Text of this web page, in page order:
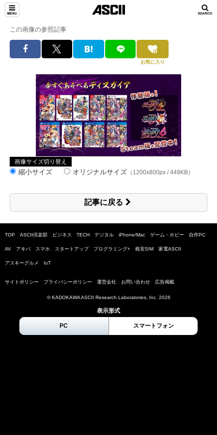
この画像の参照記事
お気に入り
画像サイズ切り替え
縮小サイズ オリジナルサイズ （1200x800px / 448KB）
記事に戻る
TOP ASCII倶楽部 ビジネス TECH デジタル iPhone/Mac ゲーム・ホビー 自作PC
AV アキバ スマホ スタートアップ プログラミング+ 格安SIM 家電ASCII
アスキーグルメ IoT
サイトポリシー プライバシーポリシー 運営会社 お問い合わせ 広告掲載
© KADOKAWA ASCII Research Laboratories, Inc. 2026
表示形式
PC スマートフォン